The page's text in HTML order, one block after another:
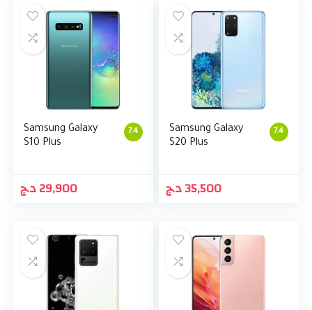
7.4
Samsung Galaxy
S10 Plus
29,900د.ج
7.4
Samsung Galaxy
S20 Plus
35,500د.ج